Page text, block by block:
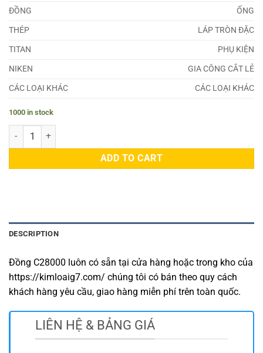
ĐỒNG
ỐNG
THÉP
LÁP TRÒN ĐẶC
TITAN
PHỤ KIỆN
NIKEN
GIA CÔNG CẮT LẺ
CÁC LOẠI KHÁC
CÁC LOẠI KHÁC
1000 in stock
Đồng C28000 quantity
ADD TO CART
DESCRIPTION
Đồng C28000 luôn có sẵn tại cửa hàng hoặc trong kho của
https://kimloaig7.com/ chúng tôi có bán theo quy cách
khách hàng yêu cầu, giao hàng miễn phí trên toàn quốc.
LIÊN HỆ & BẢNG GIÁ